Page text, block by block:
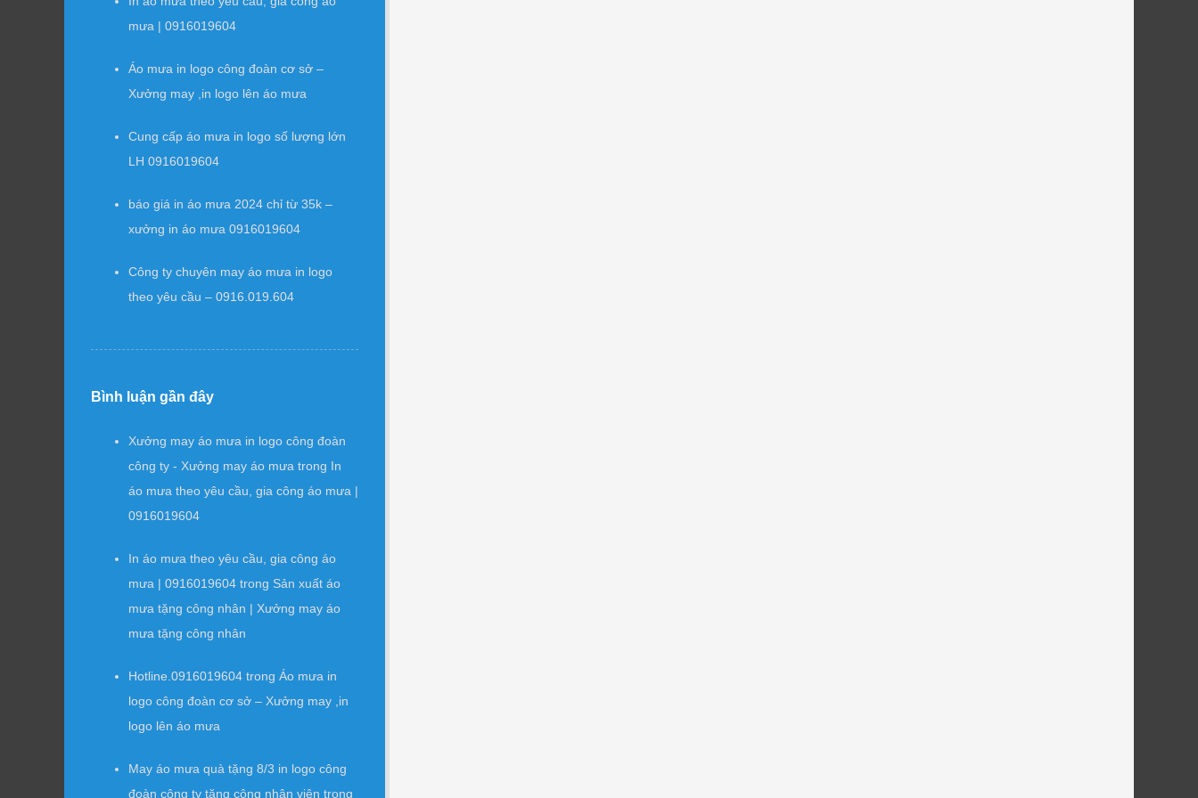
mưa | 0916019604
Áo mưa in logo công đoàn cơ sở –
Xưởng may ,in logo lên áo mưa
Cung cấp áo mưa in logo số lượng lớn
LH 0916019604
báo giá in áo mưa 2024 chỉ từ 35k –
xưởng in áo mưa 0916019604
Công ty chuyên may áo mưa in logo
theo yêu cầu – 0916.019.604
Bình luận gần đây
Xưởng may áo mưa in logo công đoàn
công ty - Xưởng may áo mưa trong In
áo mưa theo yêu cầu, gia công áo mưa |
0916019604
In áo mưa theo yêu cầu, gia công áo
mưa | 0916019604 trong Sản xuất áo
mưa tặng công nhân | Xưởng may áo
mưa tặng công nhân
Hotline.0916019604 trong Áo mưa in
logo công đoàn cơ sở – Xưởng may ,in
logo lên áo mưa
May áo mưa quà tặng 8/3 in logo công
đoàn công ty tặng công nhân viên trong